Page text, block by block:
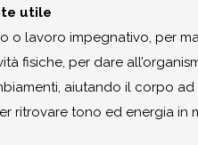
utile
o lavoro impegnativo, per
fisiche, per dare
aiutando il corpo
ritrovare tono ed energia in